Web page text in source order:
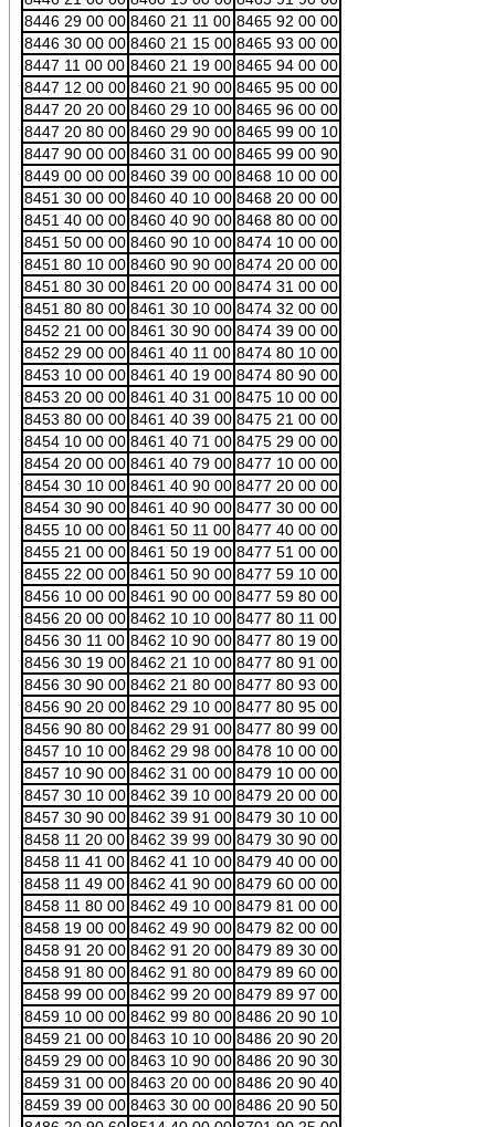
8446 29 00 00 8460 21 11 00 8465 92 00 00
8446 30 00 00 8460 21 15 00 8465 93 00 00
8447 11 00 00 8460 21 19 00 8465 94 00 00
8447 12 00 00 8460 21 90 00 8465 95 00 00
8447 20 20 00 8460 29 10 00 8465 96 00 00
8447 20 80 00 8460 29 90 00 8465 99 00 10
8447 90 00 00 8460 31 00 00 8465 99 00 90
8449 00 00 00 8460 39 00 00 8468 10 00 00
8451 30 00 00 8460 40 10 00 8468 20 00 00
8451 40 00 00 8460 40 90 00 8468 80 00 00
8451 50 00 00 8460 90 10 00 8474 10 00 00
8451 80 10 00 8460 90 90 00 8474 20 00 00
8451 80 30 00 8461 20 00 00 8474 31 00 00
8451 80 80 00 8461 30 10 00 8474 32 00 00
8452 21 00 00 8461 30 90 00 8474 39 00 00
8452 29 00 00 8461 40 11 00 8474 80 10 00
8453 10 00 00 8461 40 19 00 8474 80 90 00
8453 20 00 00 8461 40 31 00 8475 10 00 00
8453 80 00 00 8461 40 39 00 8475 21 00 00
8454 10 00 00 8461 40 71 00 8475 29 00 00
8454 20 00 00 8461 40 79 00 8477 10 00 00
8454 30 10 00 8461 40 90 00 8477 20 00 00
8454 30 90 00 8461 40 90 00 8477 30 00 00
8455 10 00 00 8461 50 11 00 8477 40 00 00
8455 21 00 00 8461 50 19 00 8477 51 00 00
8455 22 00 00 8461 50 90 00 8477 59 10 00
8456 10 00 00 8461 90 00 00 8477 59 80 00
8456 20 00 00 8462 10 10 00 8477 80 11 00
8456 30 11 00 8462 10 90 00 8477 80 19 00
8456 30 19 00 8462 21 10 00 8477 80 91 00
8456 30 90 00 8462 21 80 00 8477 80 93 00
8456 90 20 00 8462 29 10 00 8477 80 95 00
8456 90 80 00 8462 29 91 00 8477 80 99 00
8457 10 10 00 8462 29 98 00 8478 10 00 00
8457 10 90 00 8462 31 00 00 8479 10 00 00
8457 30 10 00 8462 39 10 00 8479 20 00 00
8457 30 90 00 8462 39 91 00 8479 30 10 00
8458 11 20 00 8462 39 99 00 8479 30 90 00
8458 11 41 00 8462 41 10 00 8479 40 00 00
8458 11 49 00 8462 41 90 00 8479 60 00 00
8458 11 80 00 8462 49 10 00 8479 81 00 00
8458 19 00 00 8462 49 90 00 8479 82 00 00
8458 91 20 00 8462 91 20 00 8479 89 30 00
8458 91 80 00 8462 91 80 00 8479 89 60 00
8458 99 00 00 8462 99 20 00 8479 89 97 00
8459 10 00 00 8462 99 80 00 8486 20 90 10
8459 21 00 00 8463 10 10 00 8486 20 90 20
8459 29 00 00 8463 10 90 00 8486 20 90 30
8459 31 00 00 8463 20 00 00 8486 20 90 40
8459 39 00 00 8463 30 00 00 8486 20 90 50